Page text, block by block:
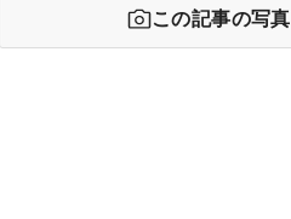
この記事の写真